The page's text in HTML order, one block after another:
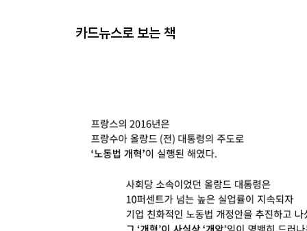
카드뉴스로 보는 책